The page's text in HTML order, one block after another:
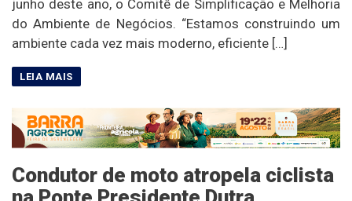
junho deste ano, o Comitê de Simplificação e Melhoria
do Ambiente de Negócios. “Estamos construindo um
ambiente cada vez mais moderno, eficiente […]
Condutor de moto atropela ciclista